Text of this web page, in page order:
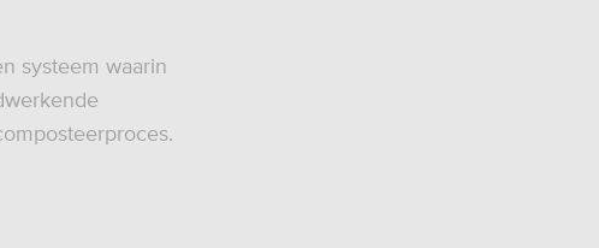
systeem waarin